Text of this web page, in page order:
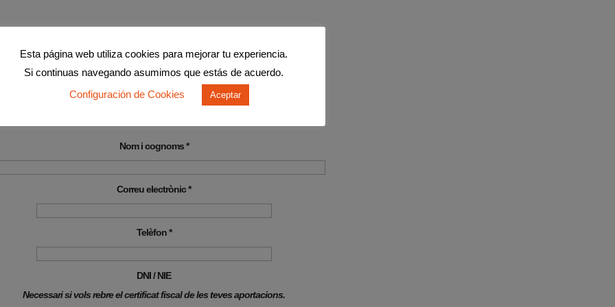
Nom i cognoms *
Correu electrònic *
Telèfon *
DNI / NIE
Necessari si vols rebre el certificat fiscal de les teves aportacions.
Esta página web utiliza cookies para mejorar tu experiencia.
Si continuas navegando asumimos que estás de acuerdo.
Configuración de Cookies
Aceptar